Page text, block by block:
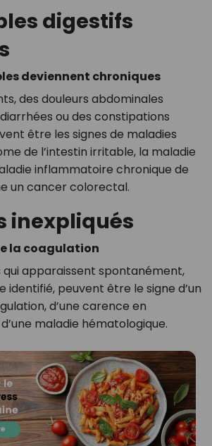
digestifs
deviennent chroniques
des douleurs abdominales
ou des constipations
être les signes de maladies
de l’intestin irritable, la maladie
inflammatoire chronique de
un cancer colorectal.
inexpliqués
la coagulation
qui apparaissent spontanément,
identifié, peuvent être le signe d’un
d’une carence en
maladie hématologique.